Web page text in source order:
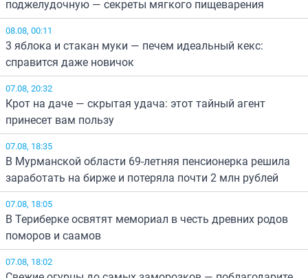
поджелудочную — секреты мягкого пищеварения
08.08, 00:11
3 яблока и стакан муки — печем идеальный кекс:
справится даже новичок
07.08, 20:32
Крот на даче — скрытая удача: этот тайный агент
принесет вам пользу
07.08, 18:35
В Мурманской области 69-летняя пенсионерка решила
заработать на бирже и потеряла почти 2 млн рублей
07.08, 18:05
В Териберке освятят мемориал в честь древних родов
поморов и саамов
07.08, 18:02